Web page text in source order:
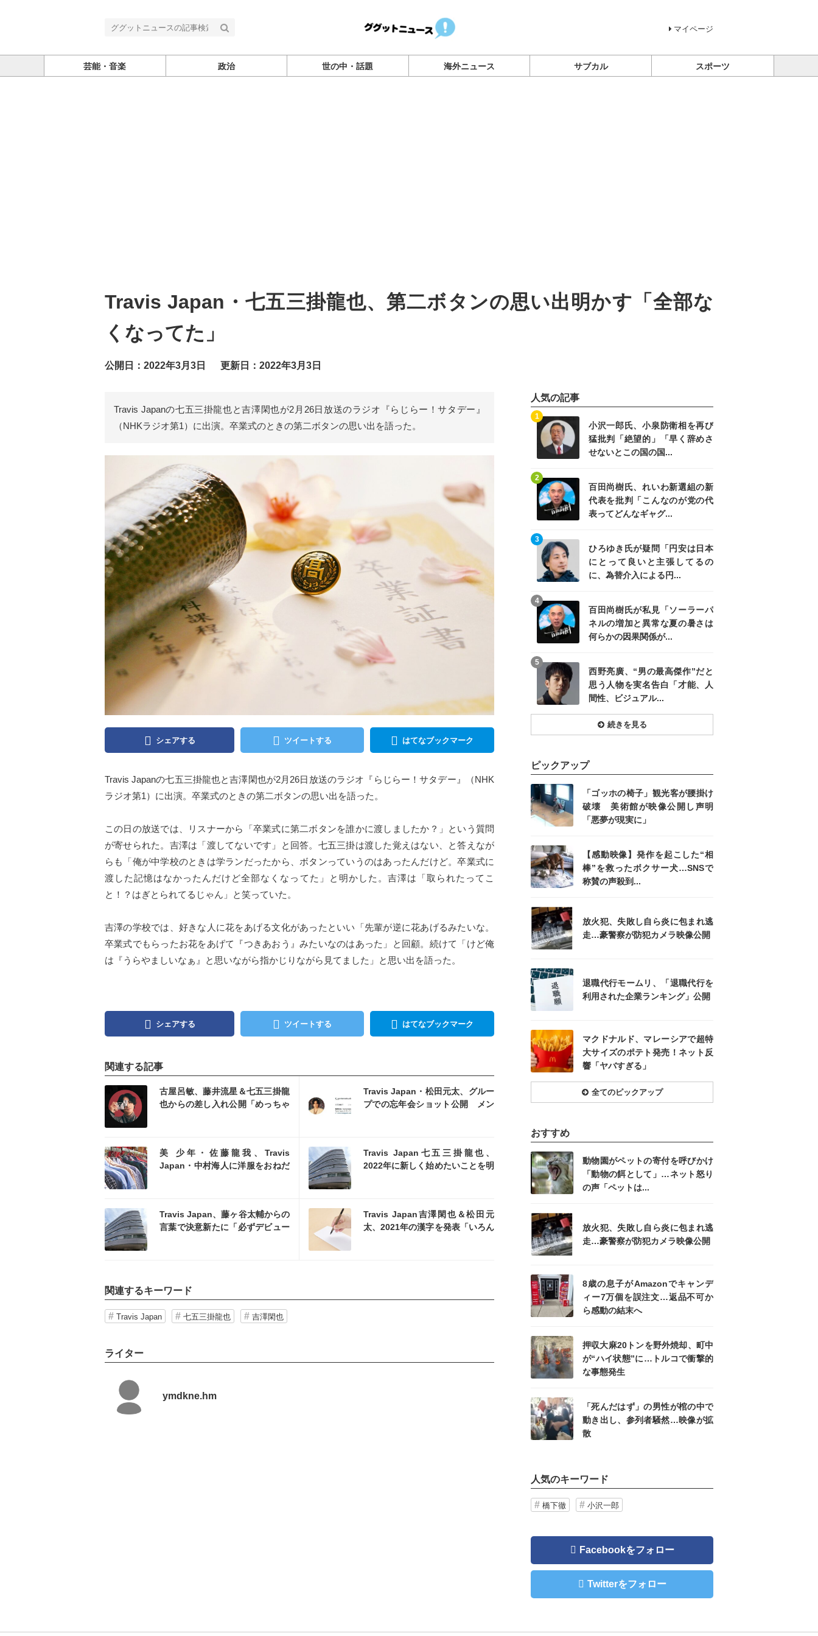
マイページ
芸能・音楽 政治 世の中・話題 海外ニュース サブカル スポーツ
Travis Japan・七五三掛龍也、第二ボタンの思い出明かす「全部な
くなってた」
公開日：2022年3月3日 更新日：2022年3月3日
Travis Japanの七五三掛龍也と吉澤閑也が2月26日放送のラジオ『らじらー！サタデー』
（NHKラジオ第1）に出演。卒業式のときの第二ボタンの思い出を語った。
シェアする ツイートする はてなブックマーク
Travis Japanの七五三掛龍也と吉澤閑也が2月26日放送のラジオ『らじらー！サタデー』（NHK
ラジオ第1）に出演。卒業式のときの第二ボタンの思い出を語った。
この日の放送では、リスナーから「卒業式に第二ボタンを誰かに渡しましたか？」という質問
が寄せられた。吉澤は「渡してないです」と回答。七五三掛は渡した覚えはない、と答えなが
らも「俺が中学校のときは学ランだったから、ボタンっていうのはあったんだけど。卒業式に
渡した記憶はなかったんだけど全部なくなってた」と明かした。吉澤は「取られたってこ
と！？はぎとられてるじゃん」と笑っていた。
吉澤の学校では、好きな人に花をあげる文化があったといい「先輩が逆に花あげるみたいな。
卒業式でもらったお花をあげて『つきあおう』みたいなのはあった」と回顧。続けて「けど俺
は『うらやましいなぁ』と思いながら指かじりながら見てました」と思い出を語った。
シェアする ツイートする はてなブックマーク
関連する記事
古屋呂敏、藤井流星＆七五三掛龍
也からの差し入れ公開「めっちゃ
Travis Japan・松田元太、グルー
プでの忘年会ショット公開 メン
美 少年・佐藤龍我、Travis
Japan・中村海人に洋服をおねだ
Travis Japan七五三掛龍也、
2022年に新しく始めたいことを明
Travis Japan、藤ヶ谷太輔からの
言葉で決意新たに「必ずデビュー
Travis Japan吉澤閑也＆松田元
太、2021年の漢字を発表「いろん
関連するキーワード
Travis Japan 七五三掛龍也 吉澤閑也
ライター
ymdkne.hm
人気の記事
小沢一郎氏、小泉防衛相を再び
猛批判「絶望的」「早く辞めさ
せないとこの国の国...
1
百田尚樹氏、れいわ新選組の新
代表を批判「こんなのが党の代
表ってどんなギャグ...
2
ひろゆき氏が疑問「円安は日本
にとって良いと主張してるの
に、為替介入による円...
3
百田尚樹氏が私見「ソーラーパ
ネルの増加と異常な夏の暑さは
何らかの因果関係が...
4
記事を読む
西野亮廣、“男の最高傑作”だと
思う人物を実名告白「才能、人
間性、ビジュアル...
5
続きを見る
ピックアップ
「ゴッホの椅子」観光客が腰掛け
破壊 美術館が映像公開し声明
「悪夢が現実に」
記事を読む
【感動映像】発作を起こした“相
棒”を救ったボクサー犬…SNSで
称賛の声殺到...
記事を読む
放火犯、失敗し自ら炎に包まれ逃
走…豪警察が防犯カメラ映像公開
退職代行モームリ、「退職代行を
利用された企業ランキング」公開
マクドナルド、マレーシアで超特
大サイズのポテト発売！ネット反
響「ヤバすぎる」
全てのピックアップ
おすすめ
動物園がペットの寄付を呼びかけ
「動物の餌として」…ネット怒り
の声「ペットは...
放火犯、失敗し自ら炎に包まれ逃
走…豪警察が防犯カメラ映像公開
記事を読む
8歳の息子がAmazonでキャンデ
ィー7万個を誤注文…返品不可か
ら感動の結末へ
押収大麻20トンを野外焼却、町中
が“ハイ状態”に…トルコで衝撃的
な事態発生
「死んだはず」の男性が棺の中で
動き出し、参列者騒然…映像が拡
散
人気のキーワード
橋下徹 小沢一郎
Facebookをフォロー
Twitterをフォロー